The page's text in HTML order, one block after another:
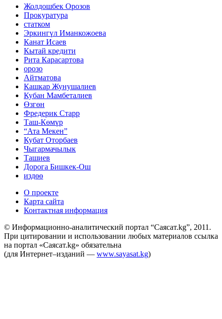
Жолдошбек Орозов
Прокуратура
статком
Эркингүл Иманкожоева
Канат Исаев
Кытай кредити
Рита Карасартова
орозо
Айтматова
Кашкар Жунушалиев
Кубан Мамбеталиев
Өзгөн
Фредерик Старр
Таш-Көмүр
“Ата Мекен”
Кубат Оторбаев
Чыгармачылык
Ташиев
Дорога Бишкек-Ош
издөө
О проекте
Карта сайта
Контактная информация
© Информационно-аналитический портал “Саясат.kg”, 2011.
При цитировании и использовании любых материалов ссылка
на портал «Саясат.kg» обязательна
(для Интернет–изданий — www.sayasat.kg)